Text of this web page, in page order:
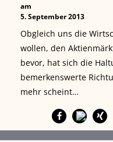
am
5. September 2013
Obgleich uns die
wollen, den
bevor, hat sich die
bemerkenswerte
mehr scheint…